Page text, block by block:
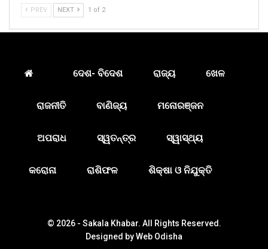
PREV NEXT 1 of 2
ଦେଶ- ବିଦେଶ ରାଜ୍ୟ ଖେଳ
ରାଜନୀତି ବାଣିଜ୍ୟ ମନୋରଞ୍ଜନ
ଅପରାଧ ସ୍ୱତନ୍ତ୍ର ସ୍ୱାସ୍ଥ୍ୟ
କରୋନା ରାଶିଫଳ ଶିକ୍ଷା ଓ ନିଯୁକ୍ତି
© 2026 - Sakala Khabar. All Rights Reserved.
Designed byWeb Odisha